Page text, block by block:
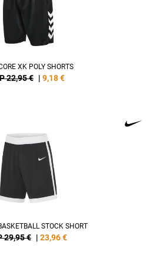
XK POLY SHORTS
22,95 € | 9,18€
STOCK SHORT
29,95 € | 23,96€